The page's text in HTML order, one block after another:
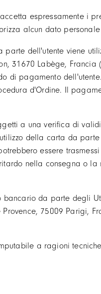
espressamente i
alcun dato
dell'utente viene
31670 Labège, Francia
di pagamento
d'Ordine. Il
a una verifica di
della carta da
essere
nella consegna o
da parte degli
Provence, 75009 Parigi,
a ragioni